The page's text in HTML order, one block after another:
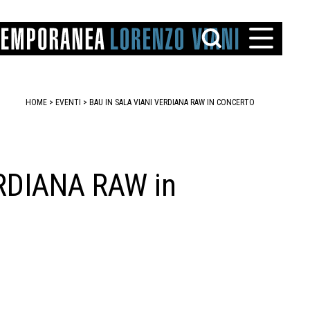
HOME > EVENTI > BAU IN SALA VIANI VERDIANA RAW IN CONCERTO
RAW in